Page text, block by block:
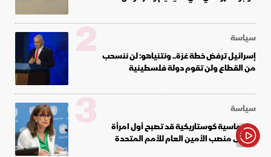
سياسة
إسرائيل ترفض خطة غزة.. ونتنياهو: لن ننسحب
من القطاع ولن تقوم دولة فلسطينية
2
سياسة
دبلوماسية كوستاريكية قد تصبح أول امرأة
تتولى منصب الأمين العام للأمم المتحدة
3